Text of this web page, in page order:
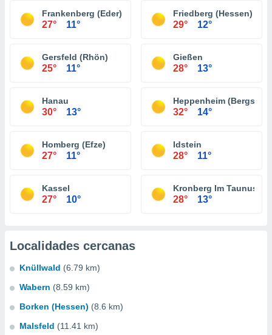
Frankenberg (Eder)
27° 11°
Friedberg (Hessen)
29° 12°
Gersfeld (Rhön)
25° 11°
Gießen
28° 13°
Hanau
30° 13°
Heppenheim
32° 14°
Homberg (Efze)
27° 11°
Idstein
28° 11°
Kassel
27° 10°
Kronberg Im Taunus
28° 13°
Localidades cercanas
Knüllwald (6.79 km)
Wabern (8.59 km)
Borken (Hessen) (8.6 km)
Malsfeld (11.41 km)